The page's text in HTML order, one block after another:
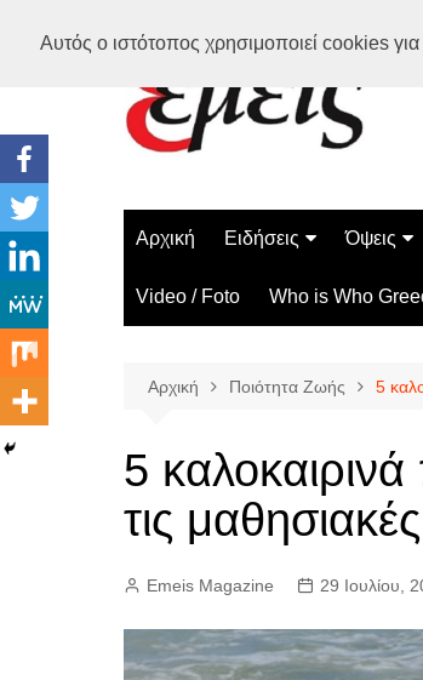
Αυτός ο ιστότοπος χρησιμοποιεί cookies για
Αρχική Ειδήσεις
Ελλάδα
Διεθνή
Όψεις
Περίεργα
Video / Foto Who is Who
Αρχική Ποιότητα Ζωής 5
5
τις
Emeis Magazine 29 Ιουλίου,